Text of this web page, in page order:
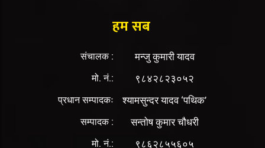
हम सब
संचालक : मन्जु कुमारी यादव
मो. नं.: ९८४२८२३०५२
प्रधान सम्पादकः श्यामसुन्दर यादव ‘पथिक’
सम्पादक : सन्तोष कुमार चौधरी
मो. नं.: ९८६२८५५६०५